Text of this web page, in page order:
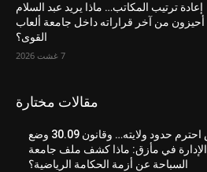
إعادة ترتيب المكاتب… ماذا يريد عبد السلام
أحيزون من آخر قراراته داخل جامعة ألعاب
القوى؟
7 غشت 2026
مقالات مختارة
رئيس احترم حدود ولايته… وقانون 30.09 وضع
الإدارة في مأزق: ماذا كشف ملف جامعة
السباحة عن أزمة الحكامة الرياضية؟